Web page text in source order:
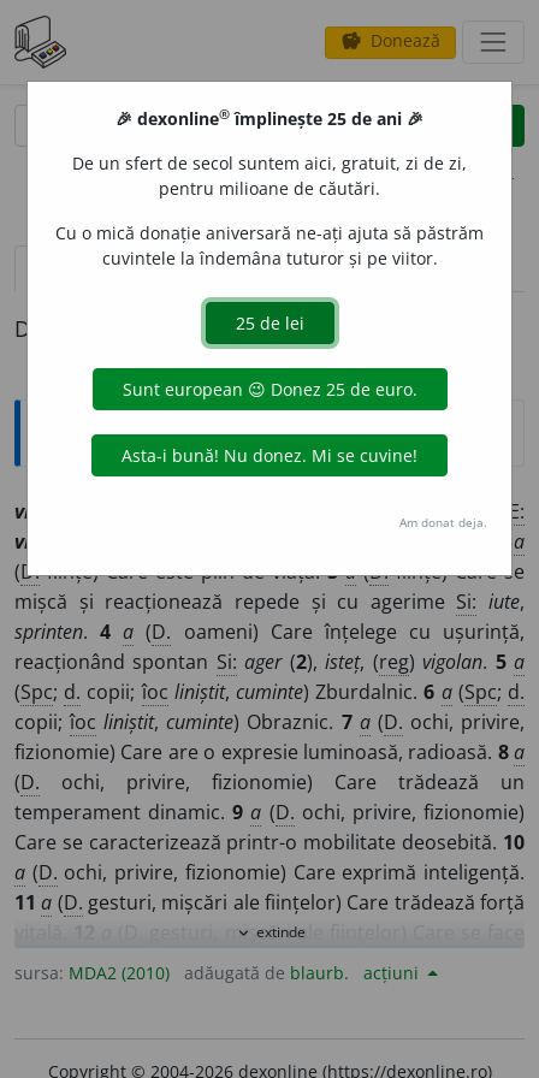
savings Donează
clear
opțiuni
definiții (1) pronunțievolume_up (14)
Definiția cu ID-ul 1227558:
Explicative DEX
vi
E:
viu
a
(D.ființe) Care este plin de viață.3 a(D.ființe) Care se
mișcă și reacționează repede și cu agerime Si: iute,
sprinten.4 a (D. oameni) Care înțelege cu ușurință,
reacționând spontan Si: ager(2),isteț, (reg)vigolan. 5 a
(Spc; d. copii;îoc liniștit,cuminte) Zburdalnic.6 a(Spc; d.
copii;îoc liniștit,cuminte) Obraznic. 7 a(D. ochi, privire,
fizionomie) Care are o expresie luminoasă, radioasă. 8a
(D. ochi, privire, fizionomie) Care trădează un
temperament dinamic.9 a (D. ochi, privire, fizionomie)
Care se caracterizează printr-o mobilitate deosebită. 10
a (D. ochi, privire, fizionomie) Care exprimă inteligență.
11 a (D. gesturi, mișcări ale ființelor) Care trădează forță
gesturi, mișcări ale ființelor) Care se face
cu repeziciune.13 a(
manifestări ale ființelor) Care
expand_more extinde
sursa: MDA2 (2010) adăugată de blaurb. acțiuni
Copyright © 2004-2026 dexonline (https://dexonline.ro)
🎉 dexonline® împlinește 25 de ani 🎉
De un sfert de secol suntem aici, gratuit, zi de zi,
pentru milioane de căutări.
Cu o mică donație aniversară ne-ați ajuta să păstrăm
cuvintele la îndemâna tuturor și pe viitor.
Am donat deja.